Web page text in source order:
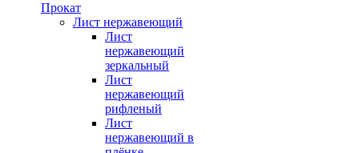
Прокат
Лист нержавеющий
Лист
нержавеющий
зеркальный
Лист
нержавеющий
рифленый
Лист
нержавеющий в